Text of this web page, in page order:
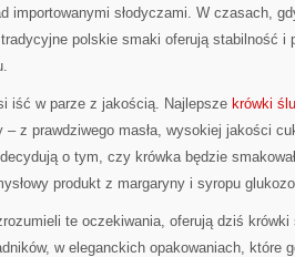
importowanymi słodyczami. W czasach,
polskie smaki oferują stabilność i
iść w parze z jakością. Najlepsze krówki
– z prawdziwego masła, wysokiej jakości
o tym, czy krówka będzie
produkt z margaryny i syropu
te oczekiwania, oferują dziś
w eleganckich opakowaniach, które